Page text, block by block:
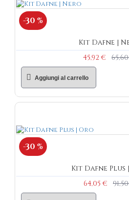
-30 %
Kit Dafne |
45,92 €
Aggiungi al carrello
-30 %
Kit Dafne Plus
64,05 €